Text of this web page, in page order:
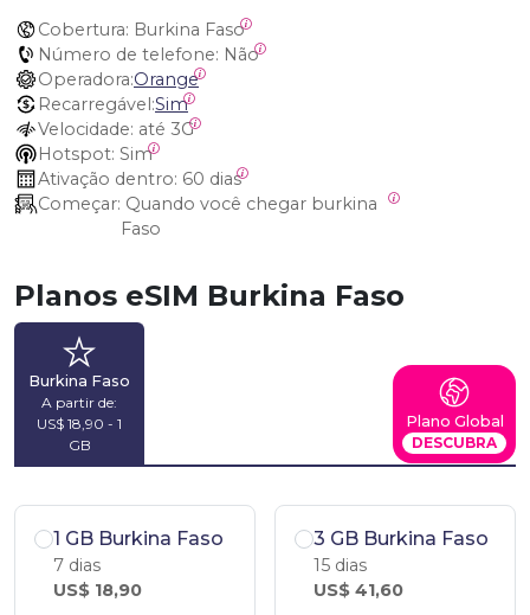
Cobertura: Burkina Faso
Número de telefone: Não
Operadora:Orange
Recarregável:Sim
Velocidade: até 3G
Hotspot: Sim
Ativação dentro: 60 dias
Começar:
Faso
Planos eSIM Burkina Faso
Burkina Faso
A partir de:
US$ 18,90 - 1
GB
Plano Global
DESCUBRA
1 GB Burkina Faso
7 dias
US$ 18,90
3 GB Burkina Faso
15 dias
US$ 41,60